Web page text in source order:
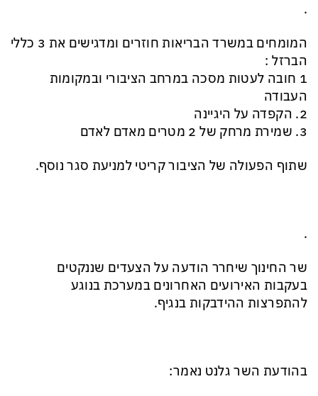
.
המומחים במשרד הבריאות חוזרים ומדגישים את 3 כללי
הברזל :
1 חובה לעטות מסכה במרחב הציבורי ובמקומות
העבודה
2. הקפדה על היגיינה
3. שמירת מרחק של 2 מטרים מאדם לאדם
שתוף הפעולה של הציבור קריטי למניעת סגר נוסף.
.
שר החינוך שיחרר הודעה על הצעדים שננקטים
בעקבות האירועים האחרונים במערכת בנוגע
להתפרצות ההידבקות בנגיף.
בהודעת השר גלנט נאמר: